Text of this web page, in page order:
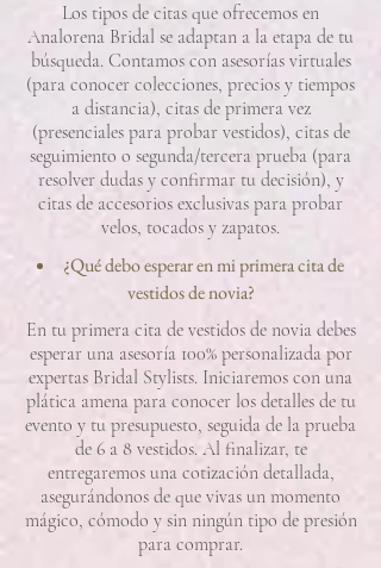
Los tipos de citas que ofrecemos en
Analorena Bridal se adaptan a la etapa de tu
búsqueda. Contamos con asesorías virtuales
(para conocer colecciones, precios y tiempos
a distancia), citas de primera vez
(presenciales para probar vestidos), citas de
seguimiento o segunda/tercera prueba (para
resolver dudas y confirmar tu decisión), y
citas de accesorios exclusivas para probar
velos, tocados y zapatos.
¿Qué debo esperar en mi primera cita de
vestidos de novia?
En tu primera cita de vestidos de novia debes
esperar una asesoría 100% personalizada por
expertas Bridal Stylists. Iniciaremos con una
plática amena para conocer los detalles de tu
evento y tu presupuesto, seguida de la prueba
de 6 a 8 vestidos. Al finalizar, te
entregaremos una cotización detallada,
asegurándonos de que vivas un momento
mágico, cómodo y sin ningún tipo de presión
para comprar.